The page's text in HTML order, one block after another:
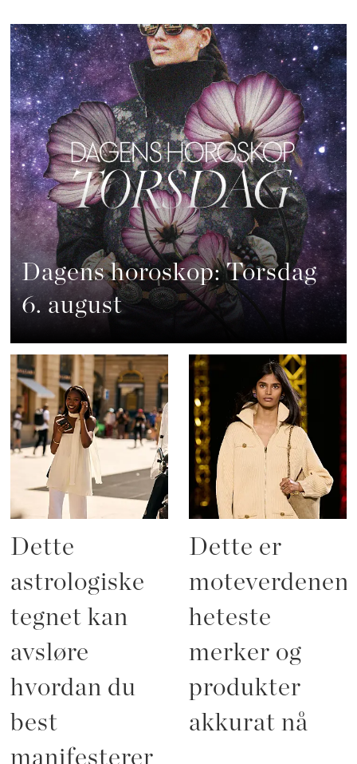
Dagens horoskop: Torsdag
6. august
Dette
astrologiske
tegnet kan
avsløre
hvordan du
best
manifesterer
Dette er
heteste
merker og
produkter
akkurat nå